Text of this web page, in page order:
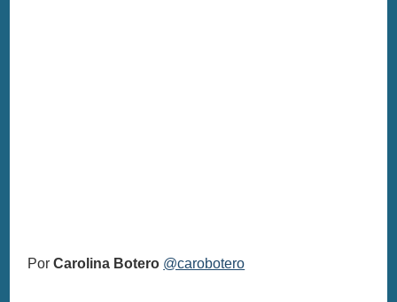
PorCarolina Botero @carobotero